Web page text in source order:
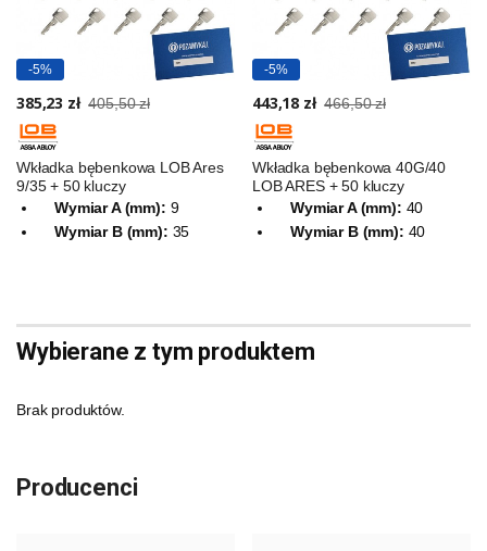
-5%
385,23 zł 405,50 zł
Wkładka bębenkowa LOB Ares
9/35 + 50 kluczy
Wymiar A (mm): 9
Wymiar B (mm): 35
-5%
443,18 zł 466,50 zł
Wkładka bębenkowa 40G/40
LOB ARES + 50 kluczy
Wymiar A (mm): 40
Wymiar B (mm): 40
Wybierane z tym produktem
Brak produktów.
Producenci